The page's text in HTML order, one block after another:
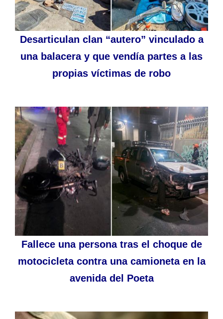
Desarticulan clan “autero” vinculado a
una balacera y que vendía partes a las
propias víctimas de robo
Fallece una persona tras el choque de
motocicleta contra una camioneta en la
avenida del Poeta